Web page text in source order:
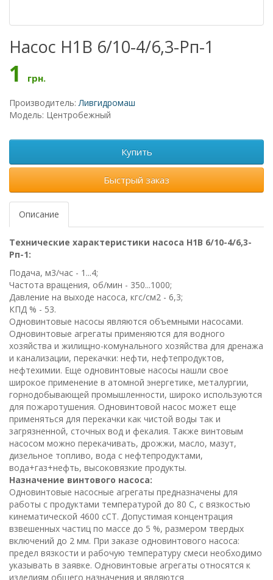
Насос Н1В 6/10-4/6,3-Рп-1
1 грн.
Производитель:Ливгидромаш
Модель: Центробежный
Купить
Быстрый заказ
Описание
Технические характеристики насоса Н1В 6/10-4/6,3-
Рп-1:
Подача, м3/час - 1...4;
Частота вращения, об/мин - 350...1000;
Давление на выходе насоса, кгс/см2 - 6,3;
КПД % - 53.
Одновинтовые насосы являются объемными насосами.
Одновинтовые агрегаты применяются для водного
хозяйства и жилищно-комунального хозяйства для дренажа
и канализации, перекачки: нефти, нефтепродуктов,
нефтехимии. Еще одновинтовые насосы нашли свое
широкое применение в атомной энергетике, металургии,
горнодобывающей промышленности, широко используются
для пожаротушения. Одновинтовой насос может еще
применяться для перекачки как чистой воды так и
загрязненной, сточных вод и фекалия. Также винтовым
насосом можно перекачивать, дрожжи, масло, мазут,
дизельное топливо, вода с нефтепродуктами,
вода+газ+нефть, высоковязкие продукты.
Назначение винтового насоса:
Одновинтовые насосные агрегаты предназначены для
работы с продуктами температурой до 80 С, с вязкостью
кинематической 4600 сСТ. Допустимая концентрация
взвешенных частиц по массе до 5 %, размером твердых
включений до 2 мм. При заказе одновинтового насоса:
предел вязкости и рабочую температуру смеси необходимо
указывать в заявке. Одновинтовые агрегаты относятся к
изделиям общего назначения и являются